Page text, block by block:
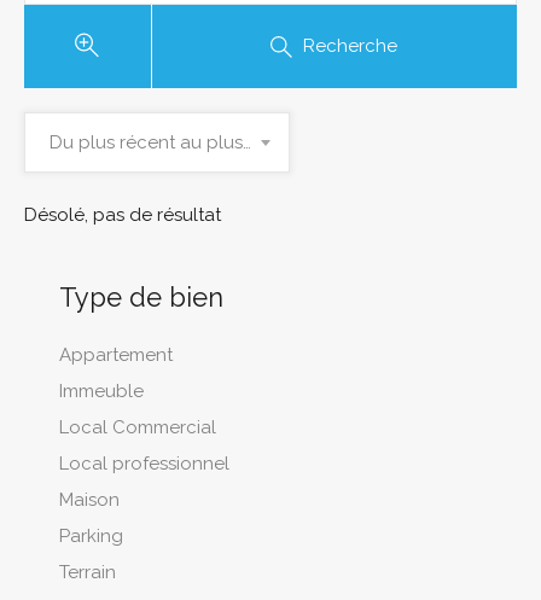
Recherche
Du plus récent au plus ancien
Désolé, pas de résultat
Type de bien
Appartement
Immeuble
Local Commercial
Local professionnel
Maison
Parking
Terrain